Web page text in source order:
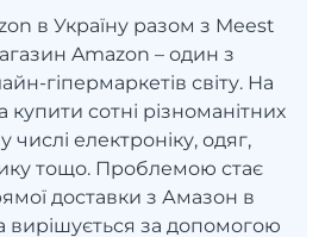
в Україну разом з Meest
Amazon – один з
гіпермаркетів світу. На
сотні різноманітних
числі електроніку, одяг,
тощо. Проблемою стає
доставки з Амазон в
вирішується за допомогою